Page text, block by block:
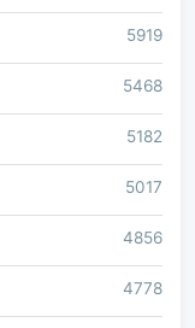
5919
5468
5182
5017
4856
4778